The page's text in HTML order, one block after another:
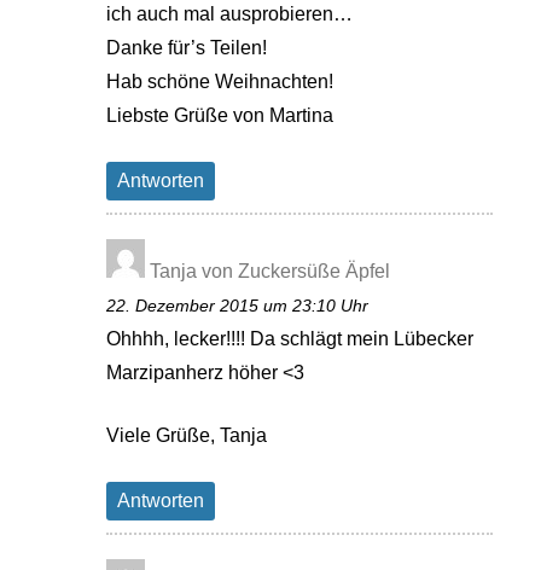
ich auch mal ausprobieren…
Danke für’s Teilen!
Hab schöne Weihnachten!
Liebste Grüße von Martina
Antworten
Tanja von Zuckersüße Äpfel
22. Dezember 2015 um 23:10 Uhr
Ohhhh, lecker!!!! Da schlägt mein Lübecker
Marzipanherz höher <3
Viele Grüße, Tanja
Antworten